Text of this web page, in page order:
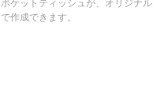
ポケットティッシュが、オリジナル
で作成できます。